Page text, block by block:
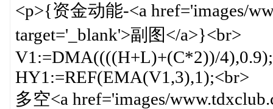
<p>{资金动能-<a href='images/
target='_blank'>副图</a>}<br>
V1:=DMA((((H+L)+(C*2))/
HY1:=REF(EMA(V1,3),1);<br>
多空<a href='images/